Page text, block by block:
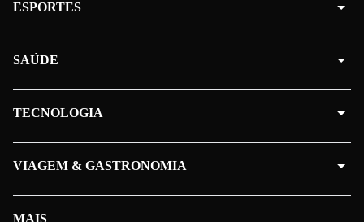
MAIS
ESPORTES
SAÚDE
TECNOLOGIA
VIAGEM & GASTRONOMIA